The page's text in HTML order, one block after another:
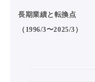
長期業績と転換点
（1996/3〜2025/3）